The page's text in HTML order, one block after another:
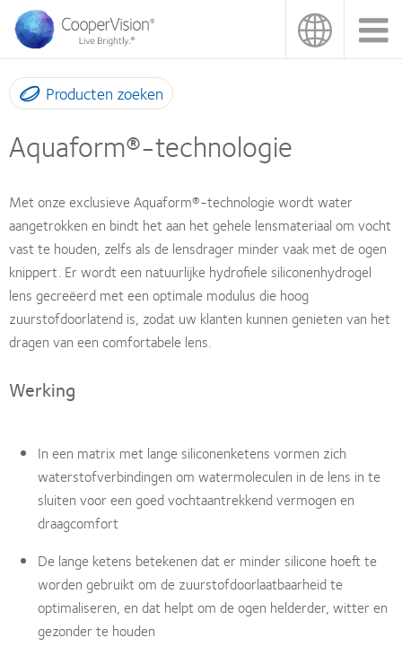
Overslaan
naar
de
inhoud
gaan
Producten zoeken
Aquaform®-technologie
Met onze exclusieve Aquaform®-technologie wordt water
aangetrokken en bindt het aan het gehele lensmateriaal om vocht
vast te houden, zelfs als de lensdrager minder vaak met de ogen
knippert. Er wordt een natuurlijke hydrofiele siliconenhydrogel
lens gecreëerd met een optimale modulus die hoog
zuurstofdoorlatend is, zodat uw klanten kunnen genieten van het
dragen van een comfortabele lens.
Werking
In een matrix met lange siliconenketens vormen zich
waterstofverbindingen om watermoleculen in de lens in te
sluiten voor een goed vochtaantrekkend vermogen en
draagcomfort
De lange ketens betekenen dat er minder silicone hoeft te
worden gebruikt om de zuurstofdoorlaatbaarheid te
optimaliseren, en dat helpt om de ogen helderder, witter en
gezonder te houden